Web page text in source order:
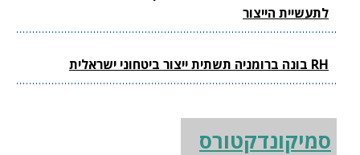
לתעשיית הייצור
RH בונה ברומניה תשתית ייצור ביטחוני ישראלית
סמיקונדקטורס